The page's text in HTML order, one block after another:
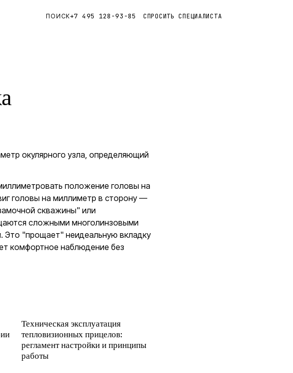
ПОИСК+7 495 128-93-85 СПРОСИТЬ СПЕЦИАЛИСТА
окулярного узла, определяющий
положение головы на
головы на миллиметр в сторону —
скважины" или
сложными многолинзовыми
"прощает" неидеальную вкладку
комфортное наблюдение без
Техническая эксплуатация
тепловизионных прицелов:
регламент настройки и принципы
работы